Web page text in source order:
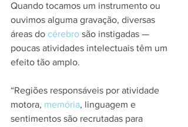
Quando tocamos um instrumento ou
ouvimos alguma gravação, diversas
áreas do cérebro são instigadas —
poucas atividades intelectuais têm um
efeito tão amplo.
“Regiões responsáveis por atividade
motora, memória, linguagem e
sentimentos são recrutadas para